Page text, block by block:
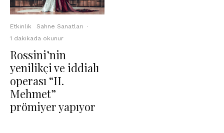
Etkinlik Sahne Sanatları
·
1 dakikada okunur
Rossini’nin
yenilikçi ve iddialı
operası “II.
Mehmet”
prömiyer yapıyor